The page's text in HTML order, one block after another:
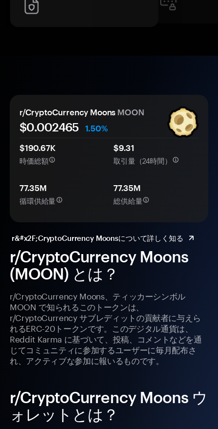
r/CryptoCurrency Moons
(MOON) とは？
r/CryptoCurrency Moons、ティッカーシンボル
MOON で知られるこのトークンは、
r/CryptoCurrency サブレディットの貢献者に与えら
れるERC-20トークンです。このデジタル通貨は、
Reddit Karma に基づいて、投稿、コメントなどを通
じてコミュニティに参加するユーザーに毎月配布さ
れ、アクティブな参加に報いるものです。
r/CryptoCurrency Moons ウ
ォレットとは？
r/CryptoCurrency Moons MOON
$0.002465
1.50%
$190.67K
時価総額
$9.31
取引量（24時間）
77.35M
循環供給量
77.35M
総供給量
r&#x2F;CryptoCurrency Moonsについて詳しく知る